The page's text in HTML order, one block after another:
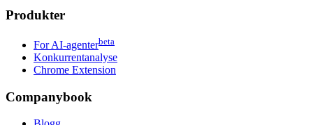
Produkter
For AI-agenterbeta
Konkurrentanalyse
Chrome Extension
Companybook